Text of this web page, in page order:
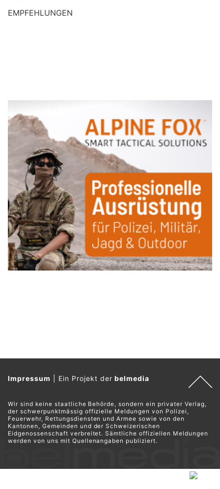
EMPFEHLUNGEN
Impressum Ein Projekt derbelmedia
Wir sind keine staatliche Behörde, sondern ein privater Verlag,
der schwerpunktmässig offizielle Meldungen von Polizei,
Feuerwehr, Rettungsdiensten und Armee sowie von den
Kantonen, Gemeinden und der Schweizerischen
Eidgenossenschaft verbreitet. Sämtliche offiziellen Meldungen
werden von uns mit Quellenangaben publiziert.